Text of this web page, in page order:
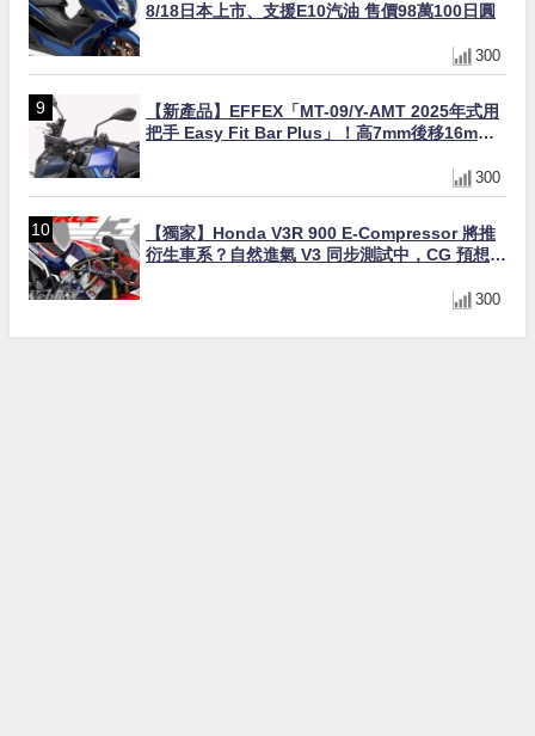
8/18日本上市、支援E10汽油 售價98萬100日圓
300
【新產品】EFFEX「MT-09/Y-AMT 2025年式用
把手 Easy Fit Bar Plus」！高7mm後移16mm
300
【獨家】Honda V3R 900 E-Compressor 將推
衍生車系？自然進氣 V3 同步測試中，CG 預想曝
300